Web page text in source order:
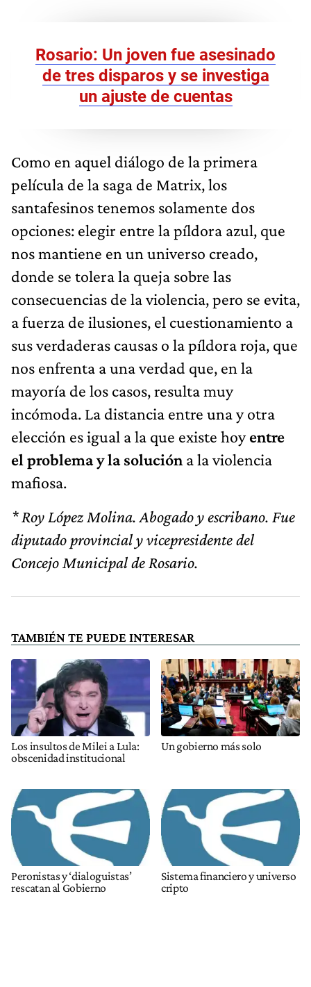
Rosario: Un joven fue asesinado
de tres disparos y se investiga
un ajuste de cuentas
Como en aquel diálogo de la primera
película de la saga de Matrix, los
santafesinos tenemos solamente dos
opciones: elegir entre la píldora azul, que
nos mantiene en un universo creado,
donde se tolera la queja sobre las
consecuencias de la violencia, pero se evita,
a fuerza de ilusiones, el cuestionamiento a
sus verdaderas causas o la píldora roja, que
nos enfrenta a una verdad que, en la
mayoría de los casos, resulta muy
incómoda. La distancia entre una y otra
elección es igual a la que existe hoyentre
el problema y la solución a la violencia
mafiosa.
* Roy López Molina. Abogado y escribano. Fue
diputado provincial y vicepresidente del
Concejo Municipal de Rosario.
TAMBIÉN TE PUEDE INTERESAR
Los insultos de Milei a Lula:
obscenidad institucional
Un gobierno más solo
Peronistas y ‘dialoguistas’
rescatan al Gobierno
Sistema financiero y universo
cripto